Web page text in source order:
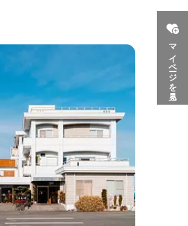
マイページを見る
また、バーベキューサ